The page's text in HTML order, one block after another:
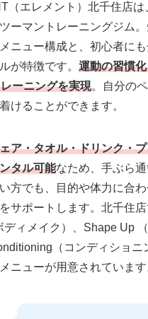
（エレメント）北千住店は
ーマントレーニングジム
ニュー構成と、初心者に
が特徴です。 運動の習慣
ーニングを実現。自分の
けることができます。
ア・タオル・ドリンク・
タル可能なため、手ぶら
方でも、目的や体力に合
サポートします。北千住
ディメイク）、Shape Up
（コンディショニ
ニューが用意されています